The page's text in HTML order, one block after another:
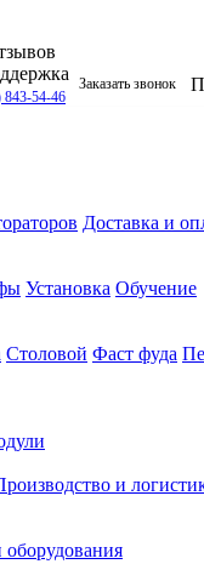
843-54-46
Заказать звонок
Доставка и
Установка Обучение
Столовой Фаст фуда
и